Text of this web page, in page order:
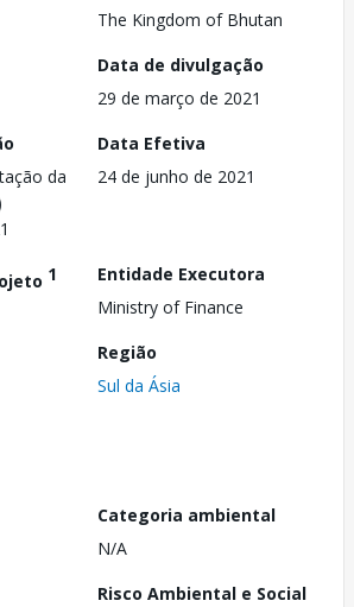
The Kingdom of Bhutan
Data de divulgação
29 de março de 2021
da
Data Efetiva
24 de junho de 2021
1
Entidade Executora
Ministry of Finance
Região
Sul da Ásia
Categoria ambiental
N/A
Risco Ambiental e Social